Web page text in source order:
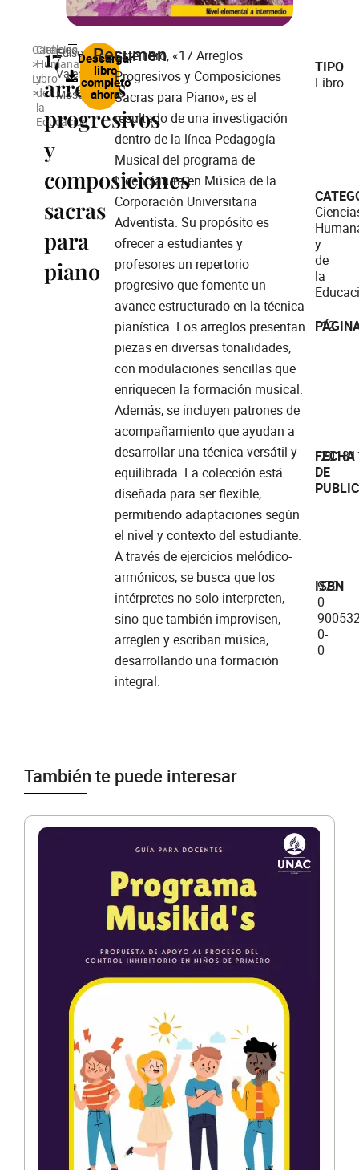
Catálogo
>
Libro
>
Ciencias
Humanas
y
de
la
Educación
17
arreglos
progresivos
y
composiciones
sacras
para
piano
Edison
Valencia
Mosquera
Descargar
libro
completo
ahora
Resumen
Este libro, «17 Arreglos
Progresivos y Composiciones
Sacras para Piano», es el
resultado de una investigación
dentro de la línea Pedagogía
Musical del programa de
Licenciatura en Música de la
Corporación Universitaria
Adventista. Su propósito es
ofrecer a estudiantes y
profesores un repertorio
progresivo que fomente un
avance estructurado en la técnica
pianística. Los arreglos presentan
piezas en diversas tonalidades,
con modulaciones sencillas que
enriquecen la formación musical.
Además, se incluyen patrones de
acompañamiento que ayudan a
desarrollar una técnica versátil y
equilibrada. La colección está
diseñada para ser flexible,
permitiendo adaptaciones según
el nivel y contexto del estudiante.
A través de ejercicios melódico-
armónicos, se busca que los
intérpretes no solo interpreten,
sino que también improvisen,
arreglen y escriban música,
desarrollando una formación
integral.
TIPO
Libro
y
de
la
12
FECHA
DE
ISBN
979-
0-
0-
0
También te puede interesar